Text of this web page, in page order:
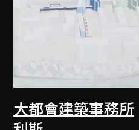
大都會建築事務所